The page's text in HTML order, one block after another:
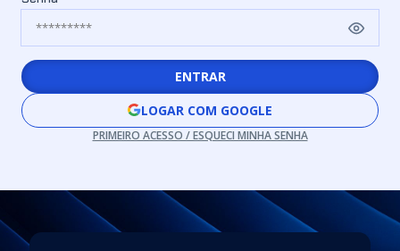
ENTRAR
LOGAR COM GOOGLE
PRIMEIRO ACESSO / ESQUECI MINHA SENHA